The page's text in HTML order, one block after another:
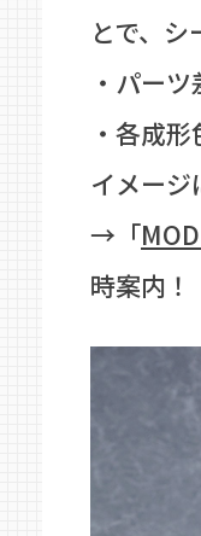
とで、
・パー
・各成
イメージ
→「
時案内！